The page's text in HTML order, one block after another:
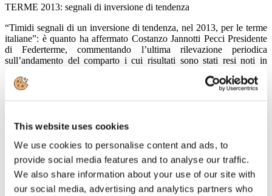
This website uses cookies
We use cookies to personalise content and ads, to
provide social media features and to analyse our traffic.
We also share information about your use of our site with
our social media, advertising and analytics partners who
TERME 2013: segnali di inversione di tendenza
“Timidi segnali di un inversione di tendenza, nel 2013, per le terme
italiane”: è quanto ha affermato Costanzo Jannotti Pecci Presidente
di Federterme, commentando l’ultima rilevazione periodica
sull’andamento del comparto i cui risultati sono stati resi noti in
Termale in corso oggi e domani a Rimini, organizzato da TTG Italia
in collaborazione con la stessa Federterme.
Ottobre
2013
Associazione Italiana Confindustria Alberghi
VALORE TURISMO, finalmente